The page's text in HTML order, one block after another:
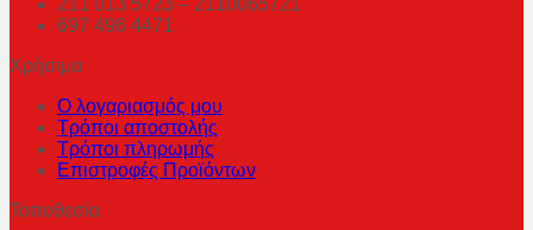
211 013 5723 – 2110065721
697 496 4471
Χρήσιμα
Ο λογαριασμός μου
Τρόποι αποστολής
Τρόποι πληρωμής
Επιστροφές Προϊόντων
Τοποθεσία